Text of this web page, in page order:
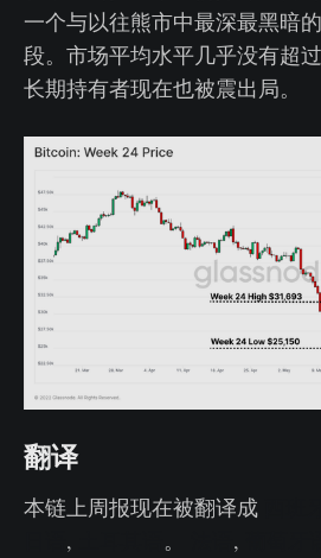
一个与以往熊市中最深最黑暗
段。市场平均水平几乎没有超
长期持有者现在也被震出局。
翻译
本链上周报现在被翻译成
, 。 ,